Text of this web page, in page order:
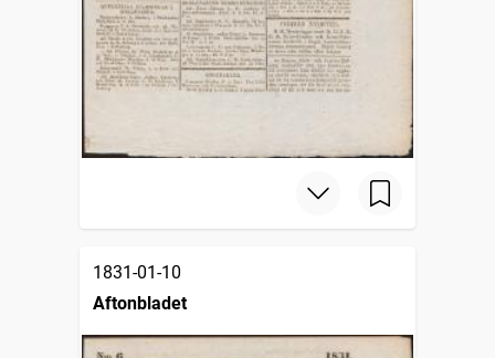
1831-01-10
Aftonbladet